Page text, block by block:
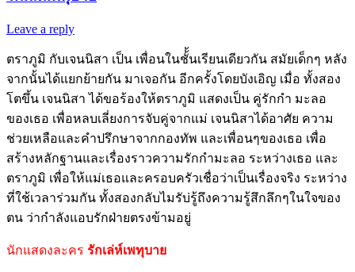
Leave a reply
ตราภูมิ กับเจนนิสา เป็น เพื่อนในชั้้นเรียนเดียวกัน สมัยเด็กๆ หลัง
จากนั้นได้แยกย้ายกัน มาเจอกัน อีกครั้งโดยบังเอิญ เมื่อ ทั้งสอง
โตขึ้น เจนนิสา ได้ขอร้องให้ตราภูมิ แสดงเป็น คู่รักกำ มะลอ
ของเธอ เพื่อหลบเลี่ยงการจับคู่จากแม่ เจนนิสาได้อาศัย ความ
ช่วยเหลือและคำปรึกษาจากกองทัพ และเพื่อนๆของเธอ เพื่อ
สร้างหลักฐานและเรื่องราวความรักกำมะลอ ระหว่างเธอ และ
ตราภูมิ เพื่อให้แม่เธอและครอบครัวเชื่อว่าเป็นเรื่องจริง ระหว่าง
ที่ใช้เวลาร่วมกัน ทั้งสองกลับไมรับ่รู้ถึงความรู้สึกลึกๆในใจของ
ตน ว่ากำลังแอบรักฝ่ายตรงข้ามอยู่
นักแสดงละคร รักเล่ห์เพทุบาย